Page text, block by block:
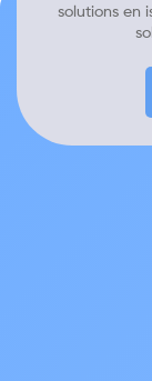
solutions en